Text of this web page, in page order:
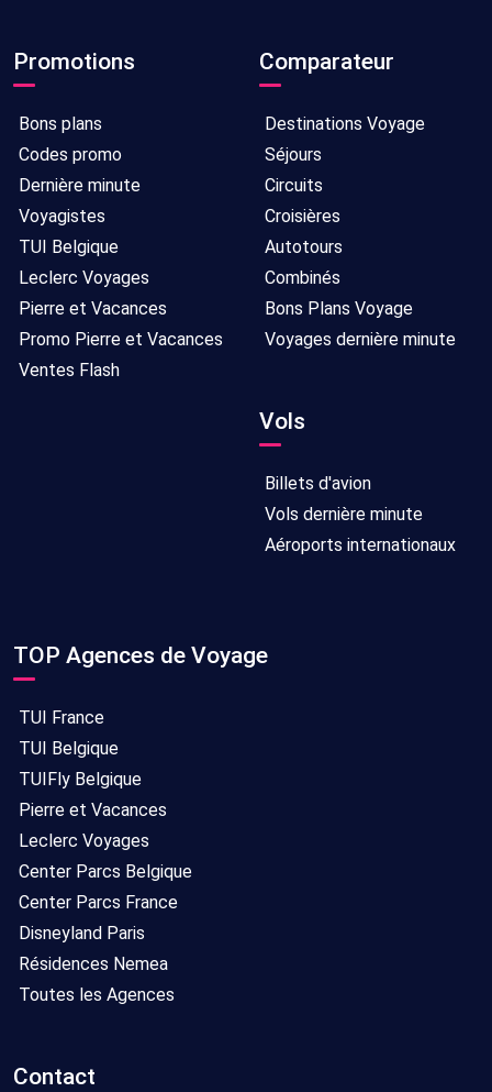
Promotions
Bons plans
Codes promo
Dernière minute
Voyagistes
TUI Belgique
Leclerc Voyages
Pierre et Vacances
Promo Pierre et Vacances
Ventes Flash
Comparateur
Destinations Voyage
Séjours
Circuits
Croisières
Autotours
Combinés
Bons Plans Voyage
Voyages dernière minute
Vols
Billets d'avion
Vols dernière minute
Aéroports internationaux
TOP Agences de Voyage
TUI France
TUI Belgique
TUIFly Belgique
Pierre et Vacances
Leclerc Voyages
Center Parcs Belgique
Center Parcs France
Disneyland Paris
Résidences Nemea
Toutes les Agences
Contact